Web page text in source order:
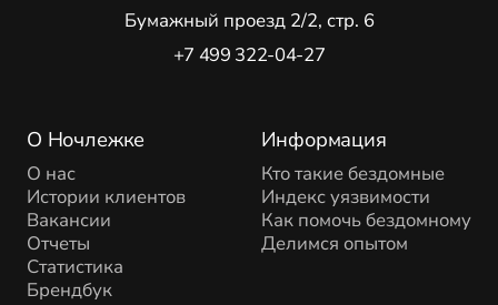
О Ночлежке
О нас
Истории клиентов
Вакансии
Отчеты
Статистика
Брендбук
Информация
Кто такие бездомные
Индекс уязвимости
Как помочь бездомному
Делимся опытом
Бумажный проезд 2/2, стр. 6
+7 499 322-04-27